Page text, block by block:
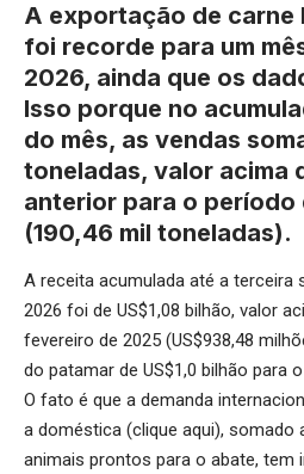
A exportação de carne
foi recorde para um
2026, ainda que os
Isso porque no
do mês, as vendas
toneladas, valor acima
anterior para o período
(190,46 mil toneladas).
A receita acumulada até a terceira
2026 foi de US$1,08 bilhão, valor
fevereiro de 2025 (US$938,48
do patamar de US$1,0 bilhão para
O fato é que a demanda
a doméstica (clique aqui), somado
animais prontos para o abate, tem